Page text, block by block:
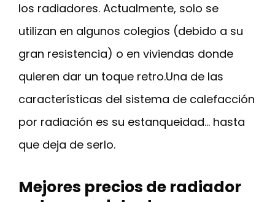
los radiadores. Actualmente, solo se
utilizan en algunos colegios (debido a su
gran resistencia) o en viviendas donde
quieren dar un toque retro.Una de las
características del sistema de calefacción
por radiación es su estanqueidad… hasta
que deja de serlo.
Mejores precios de radiador